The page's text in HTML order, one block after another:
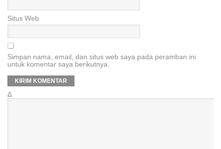
Situs Web
Simpan nama, email, dan situs web saya pada peramban ini
untuk komentar saya berikutnya.
Δ